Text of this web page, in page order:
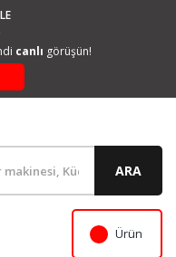
canlı görüşün!
ARA
Ürün